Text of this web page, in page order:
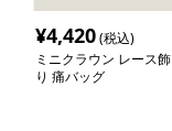
¥4,420(税込)
ミニクラウン レース飾
り 痛バッグ